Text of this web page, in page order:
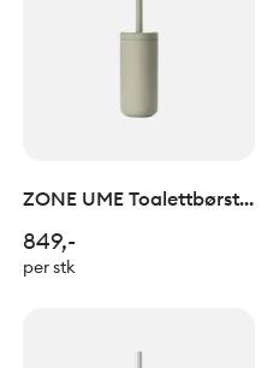
ZONE UME Toalettbørste
849,-
per stk